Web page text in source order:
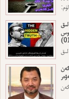
8 - بۆلۈم: